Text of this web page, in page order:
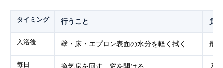
タイミング 行うこと 負
入浴後 壁・床・エプロン表面の水分を軽く拭く 最
毎日 換気扇を回す、窓を開ける 入